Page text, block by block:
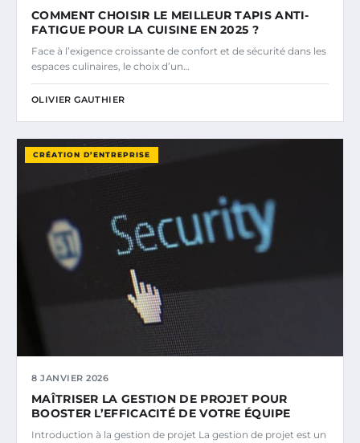
COMMENT CHOISIR LE MEILLEUR TAPIS ANTI-
FATIGUE POUR LA CUISINE EN 2025 ?
Face à l’exigence croissante de confort et de sécurité dans les
espaces culinaires, le choix d’un…
OLIVIER GAUTHIER
CRÉATION D’ENTREPRISE
8 JANVIER 2026
MAÎTRISER LA GESTION DE PROJET POUR
BOOSTER L’EFFICACITÉ DE VOTRE ÉQUIPE
Introduction à la gestion de projet La gestion de projet est un